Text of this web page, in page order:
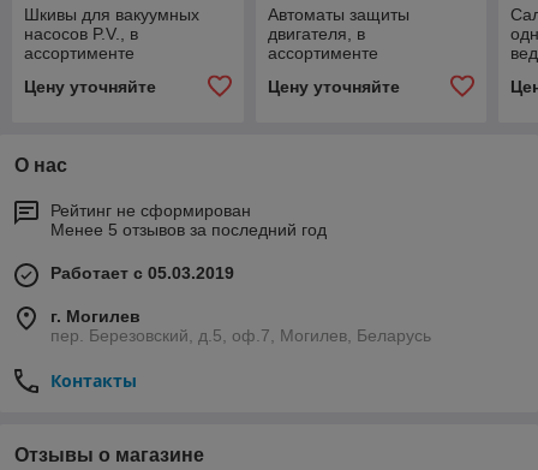
Шкивы для вакуумных
насосов P.V., в
ассортименте
Цену уточняйте
Автоматы защиты
двигателя, в
ассортименте
Цену уточняйте
О нас
Рейтинг не сформирован
Менее 5 отзывов за последний год
Работает с 05.03.2019
г. Могилев
пер. Березовский, д.5, оф.7, Могилев, Беларусь
Контакты
Отзывы о магазине